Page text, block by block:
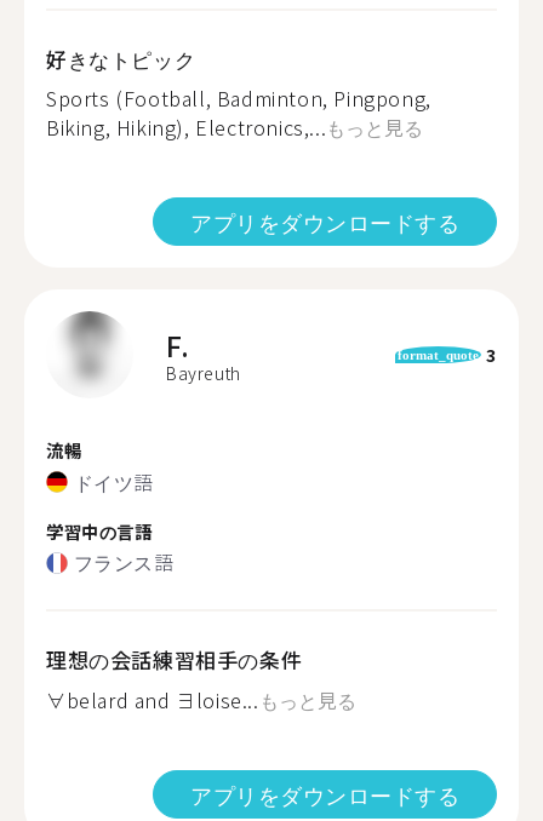
好きなトピック
Sports (Football, Badminton, Pingpong,
Biking, Hiking), Electronics,...もっと見る
アプリをダウンロードする
F.
Bayreuth
format_quote 3
流暢
ドイツ語
学習中の言語
フランス語
理想の会話練習相手の条件
∀belard and ∃loise... もっと見る
アプリをダウンロードする